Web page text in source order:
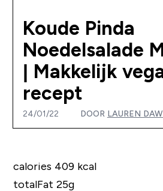
Koude Pinda
Noedelsalade
| Makkelijk
recept
24/01/22 DOOR LAUREN
calories 409 kcal
totalFat 25g